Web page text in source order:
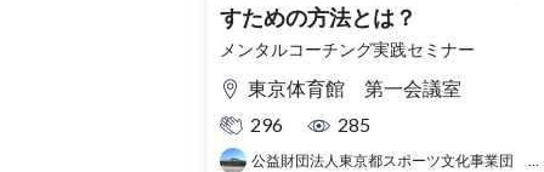
すための方法とは？
メンタルコーチング実践セミナー
東京体育館 第一会議室
296
285
公益財団法人東京都スポーツ文化事業団 東京体育館